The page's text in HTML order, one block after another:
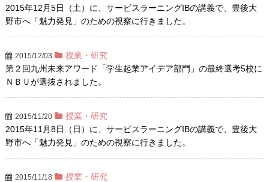
2015年12月5日（土）に、サービスラーニングIBの講義で、豊後大
野市へ「魅力発見」のための視察に行きました。
2015/12/03
授業・研究
第２回九州未来アワード「学生起業アイデア部門」の最終選考5校に
ＮＢＵが選抜されました。
2015/11/20
授業・研究
2015年11月8日（日）に、サービスラーニングIBの講義で、豊後大
野市へ「魅力発見」のための視察に行きました。
2015/11/18
授業・研究